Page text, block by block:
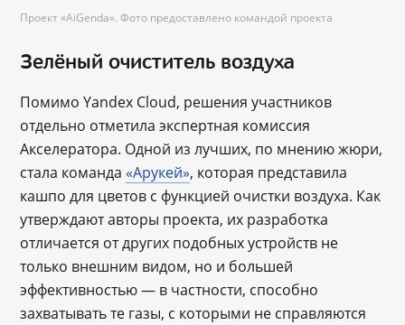
Проект «AiGenda». Фото предоставлено командой проекта
Зелёный очиститель воздуха
Помимо Yandex Cloud, решения участников
отдельно отметила экспертная комиссия
Акселератора. Одной из лучших, по мнению жюри,
стала команда «Арукей», которая представила
кашпо для цветов с функцией очистки воздуха. Как
утверждают авторы проекта, их разработка
отличается от других подобных устройств не
только внешним видом, но и большей
эффективностью ― в частности, способно
захватывать те газы, с которыми не справляются